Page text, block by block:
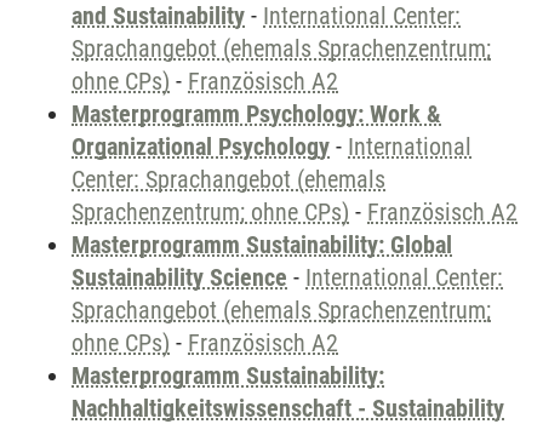
and Sustainability - International Center:
Sprachangebot (ehemals Sprachenzentrum;
ohne CPs) - Französisch A2
Masterprogramm Psychology: Work &
Organizational Psychology - International
Center: Sprachangebot (ehemals
Sprachenzentrum; ohne CPs) - Französisch A2
Masterprogramm Sustainability: Global
Sustainability Science - International Center:
Sprachangebot (ehemals Sprachenzentrum;
ohne CPs) - Französisch A2
Masterprogramm Sustainability:
Nachhaltigkeitswissenschaft - Sustainability